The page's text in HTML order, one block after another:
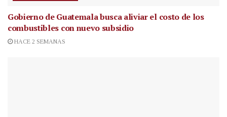
Gobierno de Guatemala busca aliviar el costo de los
combustibles con nuevo subsidio
HACE 2 SEMANAS